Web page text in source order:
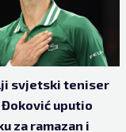
svjetski teniser
Đoković uputio
za ramazan i